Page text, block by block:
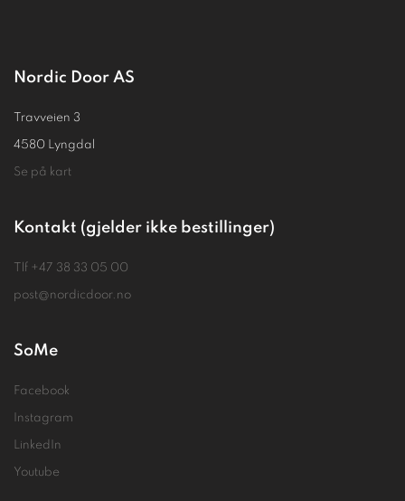
Nordic Door AS
Travveien 3
4580 Lyngdal
Se på kart
Kontakt (gjelder ikke bestillinger)
Tlf +47 38 33 05 00
post@nordicdoor.no
SoMe
Facebook
Instagram
LinkedIn
Youtube